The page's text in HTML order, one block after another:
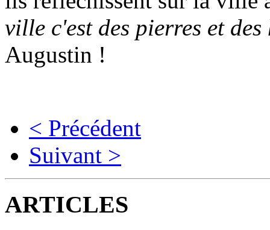
ville c'est des pierres et des
Augustin !
< Précédent
Suivant >
ARTICLES